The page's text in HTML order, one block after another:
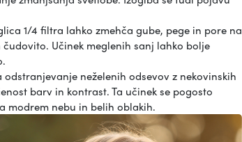
1/4 filtra lahko zmehča gube, pege in pore na
Učinek meglenih sanj lahko bolje
neželenih odsevov z nekovinskih
barv in kontrast. Ta učinek se pogosto
modrem nebu in belih oblakih.